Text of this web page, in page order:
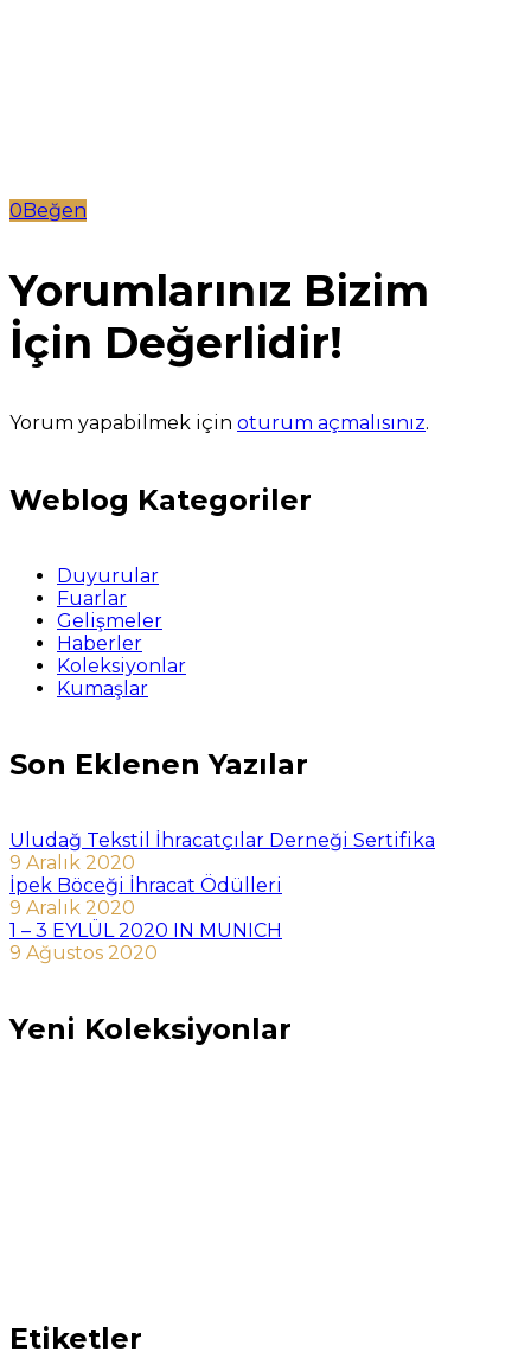
0Beğen
Yorumlarınız Bizim
İçin Değerlidir!
Yorum yapabilmek için oturum açmalısınız.
Weblog Kategoriler
Duyurular
Fuarlar
Gelişmeler
Haberler
Koleksiyonlar
Kumaşlar
Son Eklenen Yazılar
Uludağ Tekstil İhracatçılar Derneği Sertifika
9 Aralık 2020
İpek Böceği İhracat Ödülleri
9 Aralık 2020
1 – 3 EYLÜL 2020 IN MUNICH
9 Ağustos 2020
Yeni Koleksiyonlar
Etiketler